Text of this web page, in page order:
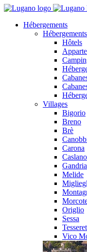
Hébergements
Hébergements
Hôtels
Villages
Bigorio
Breno
Brè
Carona
Caslano
Gandria
Melide
Origlio
Sessa
Vico